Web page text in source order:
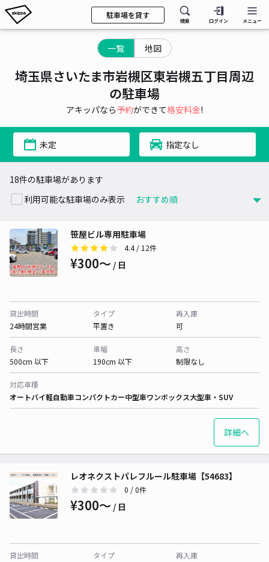
駐車場を貸す
検索 ログイン メニュー
一覧 地図
埼玉県さいたま市岩槻区東岩槻五丁目周辺
の駐車場
アキッパなら予約ができて格安料金!
未定 指定なし
18件の駐車場があります
利用可能な駐車場のみ表示
笹屋ビル専用駐車場
4.4/ 12件
¥300〜 / 日
貸出時間
24時間営業
タイプ
平置き
再入庫
可
長さ
500cm 以下
車幅
190cm 以下
高さ
制限なし
対応車種
オートバイ軽自動車コンパクトカー中型車ワンボックス大型車・SUV
詳細へ
レオネクストパレフルール駐車場【54683】
0 / 0件
¥300〜 / 日
貸出時間
タイプ
再入庫